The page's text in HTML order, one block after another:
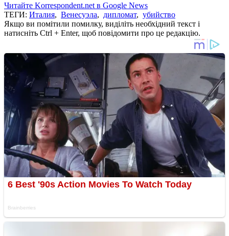
Читайте Korrespondent.net в Google News
ТЕГИ: Италия, Венесуэла, дипломат, убийство
Якщо ви помітили помилку, виділіть необхідний текст і
натисніть Ctrl + Enter, щоб повідомити про це редакцію.